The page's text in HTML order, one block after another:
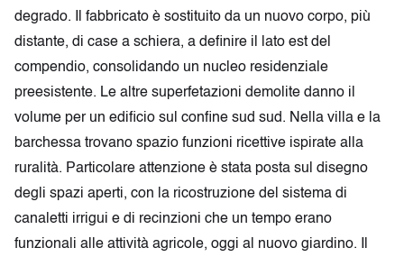
degrado. Il fabbricato è sostituito da un nuovo corpo, più
distante, di case a schiera, a definire il lato est del
compendio, consolidando un nucleo residenziale
preesistente. Le altre superfetazioni demolite danno il
volume per un edificio sul confine sud sud. Nella villa e la
barchessa trovano spazio funzioni ricettive ispirate alla
ruralità. Particolare attenzione è stata posta sul disegno
degli spazi aperti, con la ricostruzione del sistema di
canaletti irrigui e di recinzioni che un tempo erano
funzionali alle attività agricole, oggi al nuovo giardino. Il